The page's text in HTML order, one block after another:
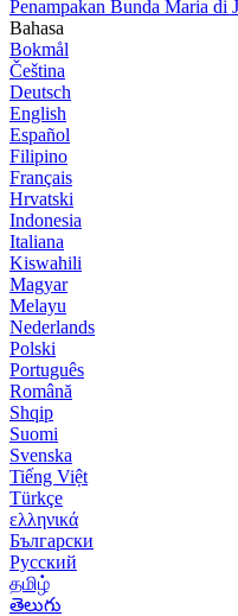
Penampakan Bunda Maria di
Bahasa
Bokmål
Čeština
Deutsch
English
Español
Filipino
Français
Hrvatski
Indonesia
Italiana
Kiswahili
Magyar
Melayu
Nederlands
Polski
Português
Română
Shqip
Suomi
Svenska
Tiếng Việt
Türkçe
ελληνικά
Български
Русский
தமிழ்
తెలుగు